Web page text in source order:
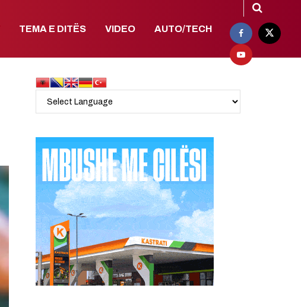
TEMA E DITËS VIDEO AUTO/TECH